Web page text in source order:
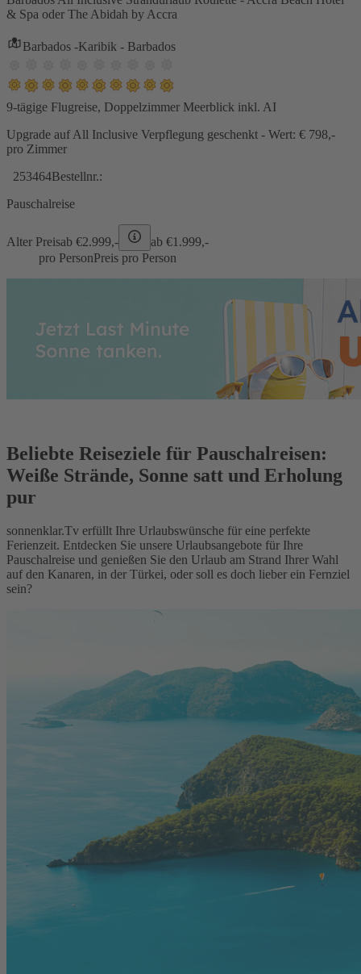
& Spa oder The Abidah by Accra
Barbados -Karibik - Barbados
9-tägige Flugreise, Doppelzimmer Meerblick inkl. AI
Upgrade auf All Inclusive Verpflegung geschenkt - Wert: € 798,-
pro Zimmer
253464Bestellnr.:
Pauschalreise
Alter Preisab €2.999,- ab €1.999,-
pro PersonPreis pro Person
Beliebte Reiseziele für Pauschalreisen:
Weiße Strände, Sonne satt und Erholung
pur
sonnenklar.Tv erfüllt Ihre Urlaubswünsche für eine perfekte
Ferienzeit. Entdecken Sie unsere Urlaubsangebote für Ihre
Pauschalreise und genießen Sie den Urlaub am Strand Ihrer Wahl
auf den Kanaren, in der Türkei, oder soll es doch lieber ein Fernziel
sein?